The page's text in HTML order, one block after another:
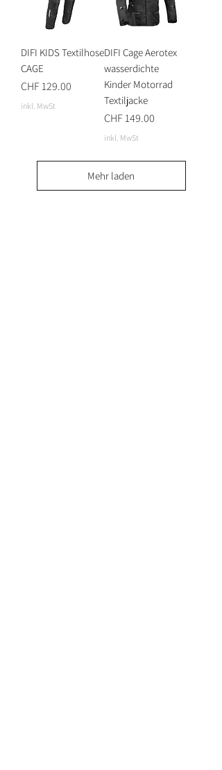
DIFI KIDS Textilhose
CAGE
Preis
CHF 129.00
inkl. MwSt
DIFI Cage Aerotex
wasserdichte
Kinder Motorrad
Textiljacke
Preis
CHF 149.00
inkl. MwSt
Mehr laden